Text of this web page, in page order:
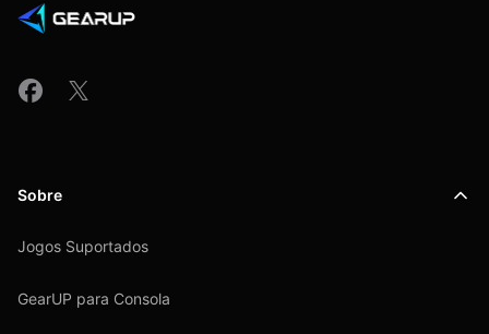
Sobre
Jogos Suportados
GearUP para Consola